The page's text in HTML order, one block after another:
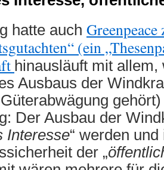
hatte auch
(ein
hinausläuft mit
Ausbaus der
Der Ausbau der
Interesse“ werden
der „